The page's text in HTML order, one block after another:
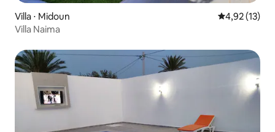
Villa ⋅ Midoun Évaluation
4,92 (13)
Villa Naima